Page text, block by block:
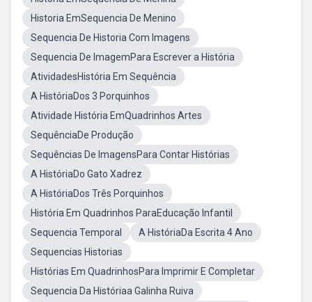
Historia EmSequencia De Menino
Sequencia De Historia Com Imagens
Sequencia De ImagemPara Escrever a História
AtividadesHistória Em Sequência
A HistóriaDos 3 Porquinhos
Atividade História EmQuadrinhos Artes
SequênciaDe Produção
Sequências De ImagensPara Contar Histórias
A HistóriaDo Gato Xadrez
A HistóriaDos Três Porquinhos
História Em Quadrinhos ParaEducação Infantil
Sequencia Temporal
A HistóriaDa Escrita 4 Ano
Sequencias Historias
Histórias Em QuadrinhosPara Imprimir E Completar
Sequencia Da Históriaa Galinha Ruiva